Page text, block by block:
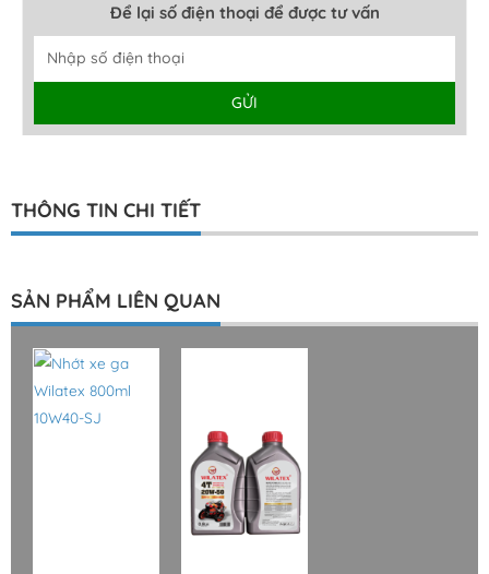
Để lại số điện thoại để được tư vấn
GỬI
THÔNG TIN CHI TIẾT
SẢN PHẨM LIÊN QUAN